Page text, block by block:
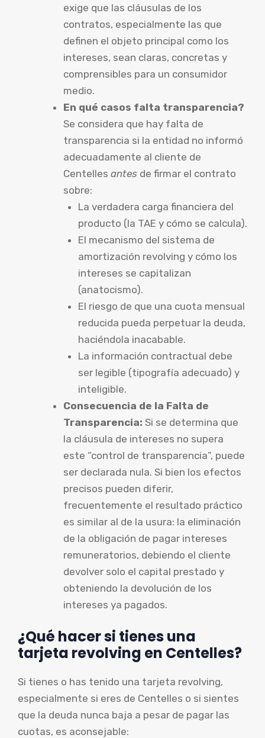
exige que las cláusulas de los
contratos, especialmente las que
definen el objeto principal como los
intereses, sean claras, concretas y
comprensibles para un consumidor
medio.
En qué casos falta transparencia?
Se considera que hay falta de
transparencia si la entidad no informó
adecuadamente al cliente de
Centelles antes de firmar el contrato
sobre:
La verdadera carga financiera del
producto (la TAE y cómo se calcula).
El mecanismo del sistema de
amortización revolving y cómo los
intereses se capitalizan
(anatocismo).
El riesgo de que una cuota mensual
reducida pueda perpetuar la deuda,
haciéndola inacabable.
La información contractual debe
ser legible (tipografía adecuado) y
inteligible.
Consecuencia de la Falta de
Transparencia: Si se determina que
la cláusula de intereses no supera
este “control de transparencia”, puede
ser declarada nula. Si bien los efectos
precisos pueden diferir,
frecuentemente el resultado práctico
es similar al de la usura: la eliminación
de la obligación de pagar intereses
remuneratorios, debiendo el cliente
devolver solo el capital prestado y
obteniendo la devolución de los
intereses ya pagados.
¿Qué hacer si tienes una
tarjeta revolving en Centelles?
Si tienes o has tenido una tarjeta revolving,
especialmente si eres de Centelles o si sientes
que la deuda nunca baja a pesar de pagar las
cuotas, es aconsejable: